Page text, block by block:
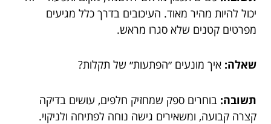
יכול להיות מהיר מאוד. העיכובים בדרך כלל מגיעים
מפרטים קטנים שלא סגרו מראש.
שאלה: איך מונעים ״הפתעות״ של תקלות?
תשובה: בוחרים ספק שמחזיק חלפים, עושים בדיקה
קצרה קבועה, ומשאירים גישה נוחה לפתיחה ולניקוי.